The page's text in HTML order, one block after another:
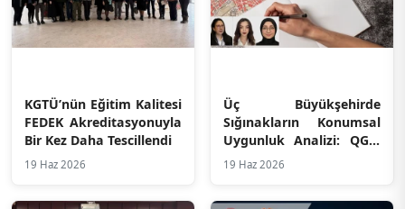
KGTÜ’nün Eğitim Kalitesi
FEDEK Akreditasyonuyla
Bir Kez Daha Tescillendi
19 Haz 2026
Üç Büyükşehirde
Sığınakların Konumsal
Uygunluk Analizi: QGIS
Tabanlı Bir CBS
19 Haz 2026